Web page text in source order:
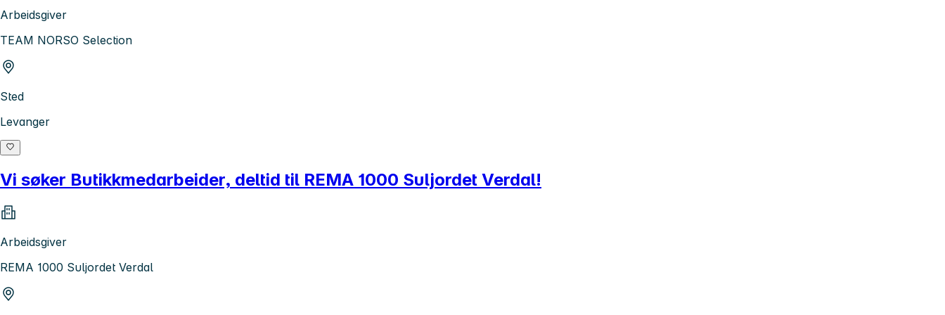
Arbeidsgiver
TEAM NORSO Selection
Sted
Levanger
Vi søker Butikkmedarbeider, deltid til REMA 1000 Suljordet Verdal!
Arbeidsgiver
REMA 1000 Suljordet Verdal